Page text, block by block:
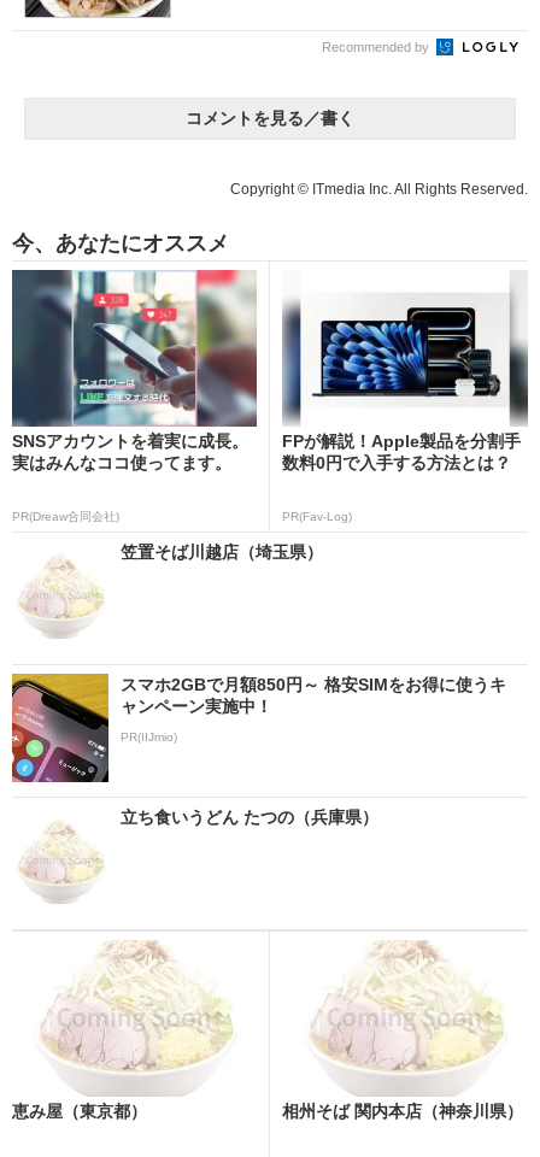
Recommended by
コメントを見る／書く
Copyright © ITmedia Inc. All Rights Reserved.
今、あなたにオススメ
SNSアカウントを着実に成長。
実はみんなココ使ってます。
PR(Dreaw合同会社)
FPが解説！Apple製品を分割手
数料0円で入手する方法とは？
PR(Fav-Log)
笠置そば川越店（埼玉県）
スマホ2GBで月額850円～ 格安SIMをお得に使うキ
ャンペーン実施中！
PR(IIJmio)
立ち食いうどん たつの（兵庫県）
恵み屋（東京都） 相州そば 関内本店（神奈川県）